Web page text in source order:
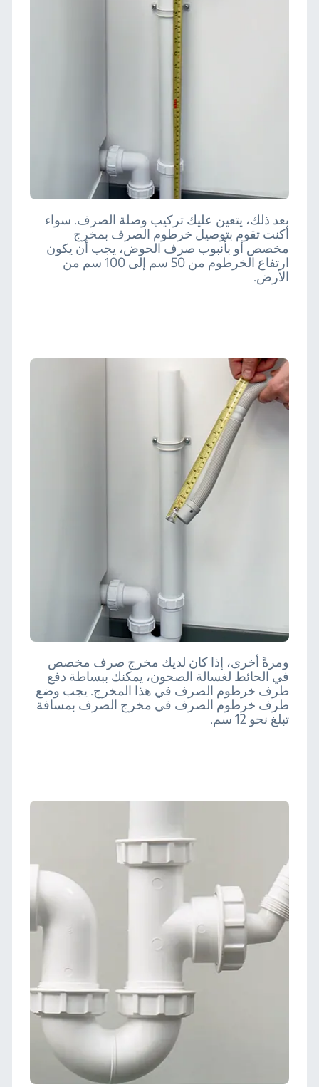
بعد ذلك، يتعين عليك تركيب وصلة الصرف. سواء
أكنت تقوم بتوصيل خرطوم الصرف بمخرج
مخصص أو بأنبوب صرف الحوض، يجب أن يكون
ارتفاع الخرطوم من 50 سم إلى 100 سم من
الأرض.
ومرةً أخرى، إذا كان لديك مخرج صرف مخصص
في الحائط لغسالة الصحون، يمكنك ببساطة دفع
طرف خرطوم الصرف في هذا المخرج. يجب وضع
طرف خرطوم الصرف في مخرج الصرف بمسافة
تبلغ نحو 12 سم.